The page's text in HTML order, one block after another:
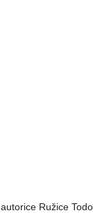
autorice Ružice